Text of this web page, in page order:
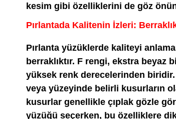
kesim gibi özelliklerini de göz
Pırlantada Kalitenin İzleri:
Pırlanta yüzüklerde kaliteyi
berraklıktır. F rengi, ekstra beyaz
yüksek renk derecelerinden
veya yüzeyinde belirli kusurların
kusurlar genellikle çıplak gözle
yüzüğü seçerken, bu özelliklere